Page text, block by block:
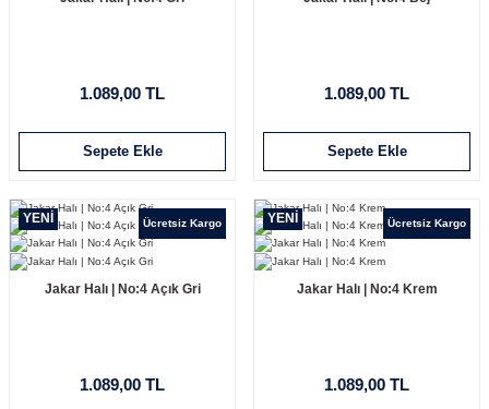
1.089,00 TL
Sepete Ekle
1.089,00 TL
Sepete Ekle
YENİ Ücretsiz Kargo
Jakar Halı | No:4 Açık Gri
1.089,00 TL
YENİ Ücretsiz Kargo
Jakar Halı | No:4 Krem
1.089,00 TL